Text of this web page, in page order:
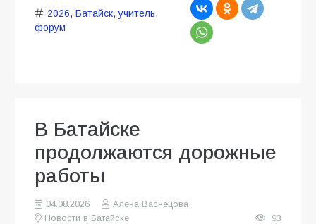
2026, Батайск,учитель,
форум
В Батайске
продолжаются дорожные
работы
04.08.2026
Алена Васнецова
Новости в Батайске
93